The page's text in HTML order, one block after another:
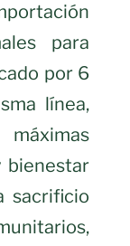
para
por 6
línea,
bienestar
sacrificio